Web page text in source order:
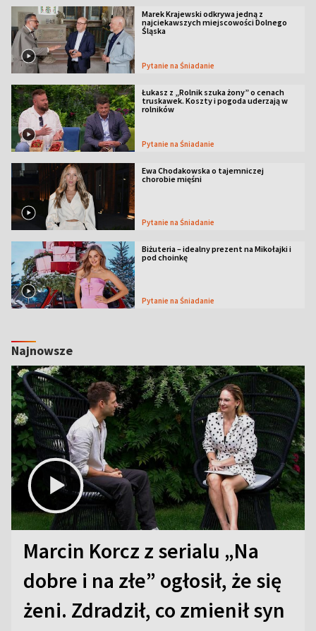
Marek Krajewski odkrywa jedną z
najciekawszych miejscowości Dolnego
Śląska
Pytanie na Śniadanie
Łukasz z „Rolnik szuka żony” o cenach
truskawek. Koszty i pogoda uderzają w
rolników
Pytanie na Śniadanie
Ewa Chodakowska o tajemniczej
chorobie mięśni
Pytanie na Śniadanie
Biżuteria – idealny prezent na Mikołajki i
pod choinkę
Pytanie na Śniadanie
Najnowsze
Marcin Korcz z serialu „Na
dobre i na złe” ogłosił, że się
żeni. Zdradził, co zmienił syn